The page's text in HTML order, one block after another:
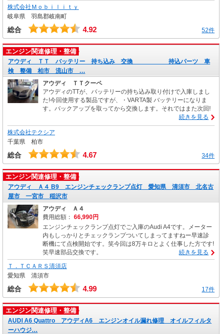
株式会社Ｍｏｂｉｌｉｔｙ
岐阜県 羽島郡岐南町
総合 4.92 52件
エンジン関連修理・整備
アウディ ＴＴ バッテリー 持ち込み 交換 持込パーツ 車
検 整備 柏市 流山市 …
アウディ ＴＴクーペ
アウディのTTが、バッテリーの持ち込み取り付けで入庫しまし
た!今回使用する製品ですが、・VARTA製 バッテリーになりま
す。バックアップを取ってから交換します。それではまた次回!
続きを見る
株式会社テクシア
千葉県 柏市
総合 4.67 34件
エンジン関連修理・整備
アウディ Ａ４ B9 エンジンチェックランプ点灯 愛知県 清須市 北名古
屋市 一宮市 稲沢市
アウディ Ａ４
費用総額： 66,990円
エンジンチェックランプ点灯でご入庫のAudi A4です。メーター
内もしっかりとチェックランプついてしまってますねー早速診
断機にて点検開始です。笑今回は8万キロとよく仕事した方です!
笑早速部品交換です。
続きを見る
Ｔ．ＴＣＡＲＳ清須店
愛知県 清須市
総合 4.99 17件
エンジン関連修理・整備
AUDI A6 Quattro アウディA6 エンジンオイル漏れ修理 オイルフィルタ
ーハウジ…